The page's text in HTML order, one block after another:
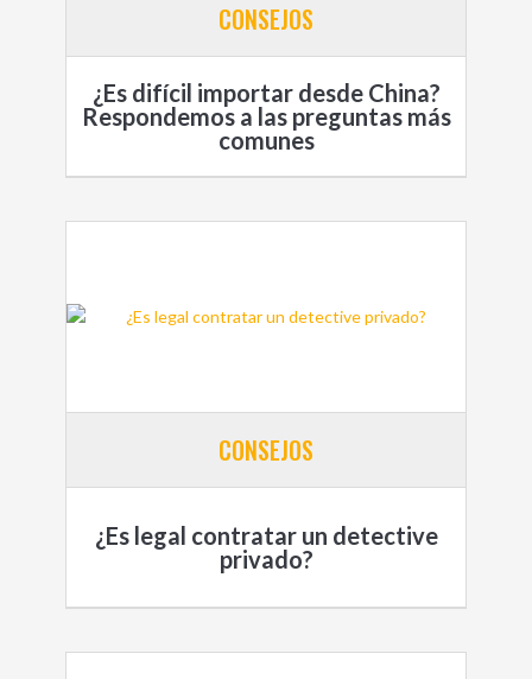
CONSEJOS
¿Es difícil importar desde China?
Respondemos a las preguntas más
comunes
CONSEJOS
¿Es legal contratar un detective
privado?